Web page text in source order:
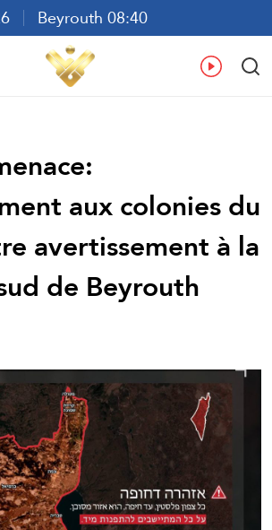
Beyrouth 08:40
ع
aux colonies du
avertissement à la
de Beyrouth